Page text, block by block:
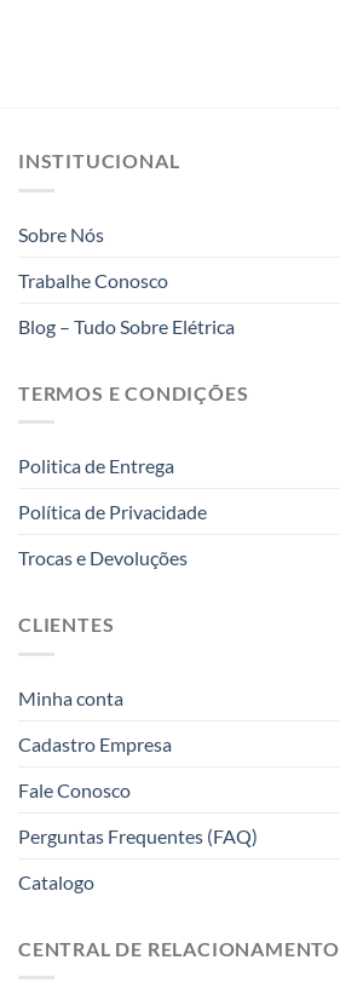
INSTITUCIONAL
Sobre Nós
Trabalhe Conosco
Blog – Tudo Sobre Elétrica
TERMOS E CONDIÇÕES
Politica de Entrega
Política de Privacidade
Trocas e Devoluções
CLIENTES
Minha conta
Cadastro Empresa
Fale Conosco
Perguntas Frequentes (FAQ)
Catalogo
CENTRAL DE RELACIONAMENTO